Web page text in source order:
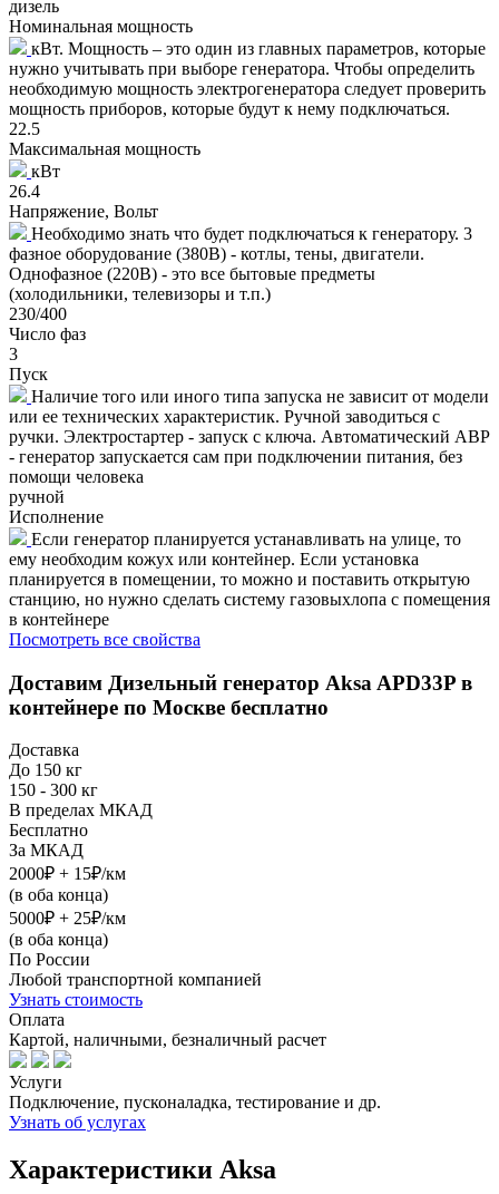
дизель
Номинальная мощность
кВт. Мощность – это один из главных параметров, которые
нужно учитывать при выборе генератора. Чтобы определить
необходимую мощность электрогенератора следует проверить
мощность приборов, которые будут к нему подключаться.
22.5
Максимальная мощность
кВт
26.4
Напряжение, Вольт
Необходимо знать что будет подключаться к генератору. 3
фазное оборудование (380В) - котлы, тены, двигатели.
Однофазное (220В) - это все бытовые предметы
(холодильники, телевизоры и т.п.)
230/400
Число фаз
3
Пуск
Наличие того или иного типа запуска не зависит от модели
или ее технических характеристик. Ручной заводиться с
ручки. Электростартер - запуск с ключа. Автоматический АВР
- генератор запускается сам при подключении питания, без
помощи человека
ручной
Исполнение
Если генератор планируется устанавливать на улице, то
ему необходим кожух или контейнер. Если установка
планируется в помещении, то можно и поставить открытую
станцию, но нужно сделать систему газовыхлопа с помещения
в контейнере
Посмотреть все свойства
Доставим Дизельный генератор Aksa APD33P в
контейнере по Москве бесплатно
Доставка
До 150 кг
150 - 300 кг
В пределах МКАД
Бесплатно
За МКАД
2000₽ + 15₽/км
(в оба конца)
5000₽ + 25₽/км
(в оба конца)
По России
Любой транспортной компанией
Узнать стоимость
Оплата
Картой, наличными, безналичный расчет
Услуги
Подключение, пусконаладка, тестирование и др.
Узнать об услугах
Характеристики Aksa